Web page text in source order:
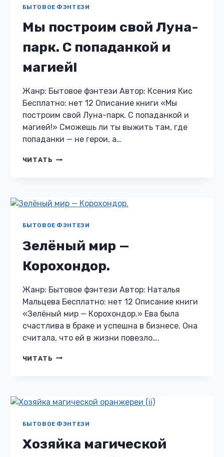
БЫТОВОЕ ФЭНТЕЗИ
Мы построим свой Луна-
парк. С попаданкой и
магией!
Жанр: Бытовое фэнтези Автор: Ксения Кис
Бесплатно: нет 12 Описание книги «Мы
построим свой Луна-парк. С попаданкой и
магией!» Сможешь ли ты выжить там, где
попаданки — не герои, а…
ЧИТАТЬ МЫ
С
И
БЫТОВОЕ ФЭНТЕЗИ
Зелёный мир —
Корохондор.
Жанр: Бытовое фэнтези Автор: Наталья
Мальцева Бесплатно: нет 12 Описание книги
«Зелёный мир — Корохондор.» Ева была
счастлива в браке и успешна в бизнесе. Она
считала, что ей в жизни повезло….
ЧИТАТЬ ЗЕЛЁНЫЙ
БЫТОВОЕ ФЭНТЕЗИ
Хозяйка магической